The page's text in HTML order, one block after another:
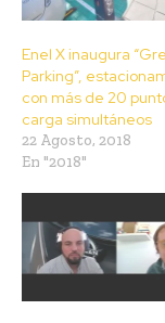
Enel X inaugura
Parking”,
con más de 20
carga simultáneos
22 Agosto, 2018
En "2018"